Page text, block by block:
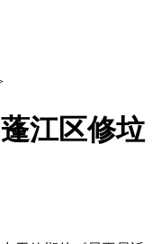
江区修垃